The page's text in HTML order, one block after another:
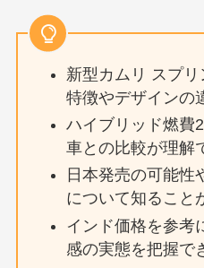
新型カムリ スプ
特徴やデザインの
ハイブリッド燃費
車との比較が理解
日本発売の可能性
について知ること
インド価格を参考
感の実態を把握で